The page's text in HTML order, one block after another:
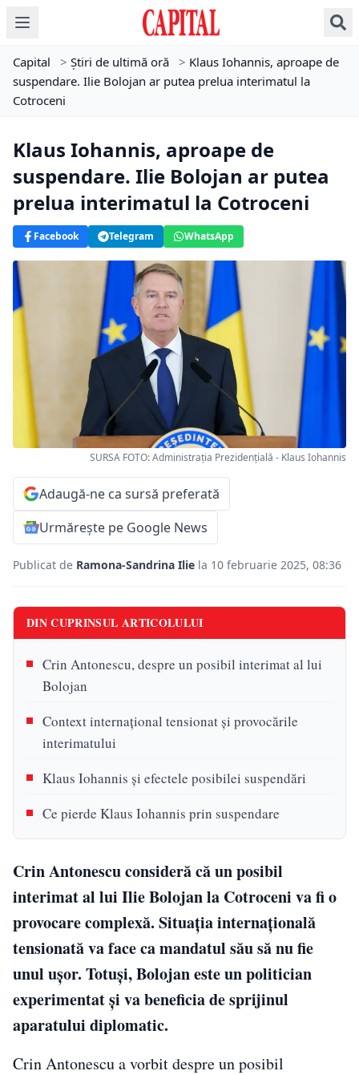
Capital > Știri de ultimă oră > Klaus Iohannis, aproape de
suspendare. Ilie Bolojan ar putea prelua interimatul la
Cotroceni
Klaus Iohannis, aproape de
suspendare. Ilie Bolojan ar putea
prelua interimatul la Cotroceni
Facebook Telegram WhatsApp
SURSA FOTO: Administrația Prezidențială - Klaus Iohannis
Adaugă-ne ca sursă preferată
Urmărește pe Google News
Publicat de Ramona-Sandrina Ilie la 10 februarie 2025, 08:36
DIN CUPRINSUL ARTICOLULUI
Crin Antonescu, despre un posibil interimat al lui
Bolojan
Context internațional tensionat și provocările
interimatului
Klaus Iohannis și efectele posibilei suspendări
Ce pierde Klaus Iohannis prin suspendare
Crin Antonescu consideră că un posibil
interimat al lui Ilie Bolojan la Cotroceni va fi o
provocare complexă. Situația internațională
tensionată va face ca mandatul său să nu fie
unul ușor. Totuși, Bolojan este un politician
experimentat și va beneficia de sprijinul
aparatului diplomatic.
Crin Antonescu a vorbit despre un posibil